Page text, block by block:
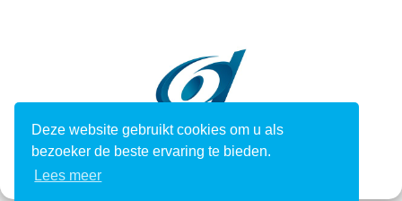
Deze website gebruikt cookies om u als
bezoeker de beste ervaring te bieden.
Lees meer